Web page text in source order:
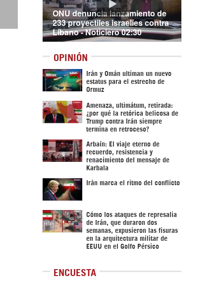
ONU denuncia lanzamiento de
233 proyectiles israelíes contra
Líbano - Noticiero 02:30
OPINIÓN
Irán y Omán ultiman un nuevo
estatus para el estrecho de
Ormuz
Amenaza, ultimátum, retirada:
¿por qué la retórica belicosa de
Trump contra Irán siempre
termina en retroceso?
Arbaín: El viaje eterno de
recuerdo, resistencia y
renacimiento del mensaje de
Karbala
Irán marca el ritmo del conflicto
Cómo los ataques de represalia
de Irán, que duraron dos
semanas, expusieron las fisuras
en la arquitectura militar de
EEUU en el Golfo Pérsico
ENCUESTA